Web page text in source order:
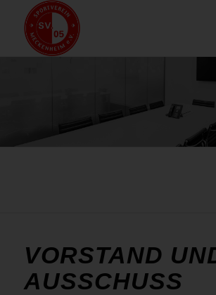
VORSTAND
AUSSCHUSS